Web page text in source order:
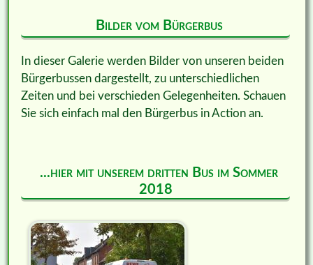
Bilder vom Bürgerbus
In dieser Galerie werden Bilder von unseren beiden
Bürgerbussen dargestellt, zu unterschiedlichen
Zeiten und bei verschieden Gelegenheiten. Schauen
Sie sich einfach mal den Bürgerbus in Action an.
...hier mit unserem dritten Bus im Sommer
2018